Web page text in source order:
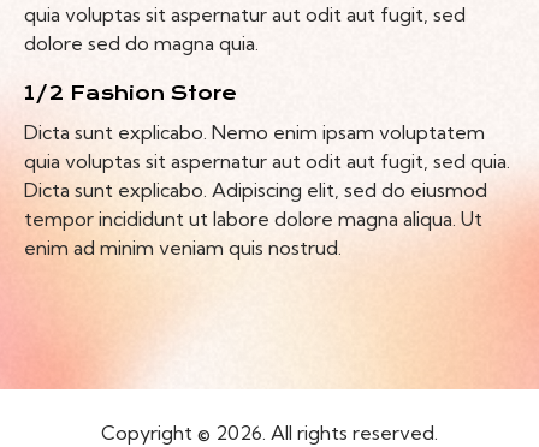
quia voluptas sit aspernatur aut odit aut fugit, sed
dolore sed do magna quia.
1/2 Fashion Store
Dicta sunt explicabo. Nemo enim ipsam voluptatem
quia voluptas sit aspernatur aut odit aut fugit, sed quia.
Dicta sunt explicabo. Adipiscing elit, sed do eiusmod
tempor incididunt ut labore dolore magna aliqua. Ut
enim ad minim veniam quis nostrud.
Copyright © 2026. All rights reserved.